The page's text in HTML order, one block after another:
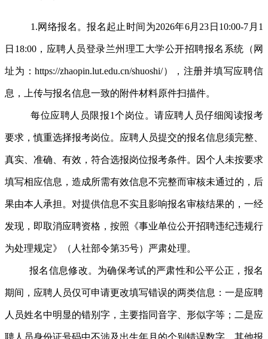
1.网络报名。报名起止时间为2026年6月23日10:00-7月1
日18:00，应聘人员登录兰州理工大学公开招聘报名系统（网
址为：https://zhaopin.lut.edu.cn/shuoshi/），注册并填写应聘信
息，上传与报名信息一致的附件材料原件扫描件。
每位应聘人员限报1个岗位。请应聘人员仔细阅读报考
要求，慎重选择报考岗位。应聘人员提交的报名信息须完整、
真实、准确、有效，符合选报岗位报考条件。因个人未按要求
填写相应信息，造成所需有效信息不完整而审核未通过的，后
果由本人承担。对提供信息不实且影响报名审核结果的，一经
发现，即取消应聘资格，按照《事业单位公开招聘违纪违规行
为处理规定》（人社部令第35号）严肃处理。
报名信息修改。为确保考试的严肃性和公平公正，报名
期间，应聘人员仅可申请更改填写错误的两类信息：一是应聘
人员姓名中明显的错别字，主要指同音字、形似字等；二是应
聘人员身份证号码中不涉及出生年月的个别错误数字。其他报